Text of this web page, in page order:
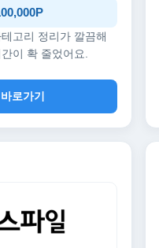
고리 정리가 깔끔해
이 확 줄었어요.
로가기